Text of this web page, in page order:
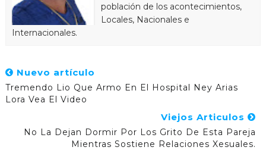
población de los acontecimientos,
Locales, Nacionales e
Internacionales.
Nuevo artículo
Tremendo Lio Que Armo En El Hospital Ney Arias
Lora Vea El Video
Viejos Articulos
No La Dejan Dormir Por Los Grito De Esta Pareja
Mientras Sostiene Relaciones Xesuales.